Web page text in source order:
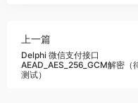
上一篇
Delphi 微信支付接口
AEAD_AES_256_GCM解密（
测试）